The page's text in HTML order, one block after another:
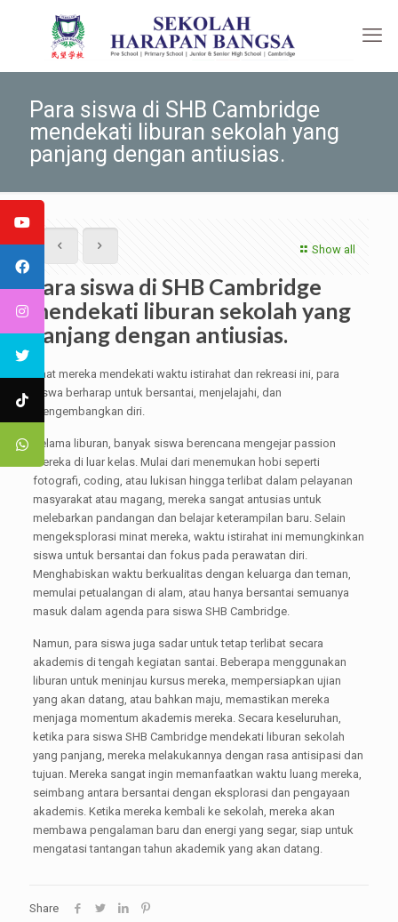
Para siswa di SHB Cambridge
mendekati liburan sekolah yang
panjang dengan antiusias.
Show all
Para siswa di SHB Cambridge
mendekati liburan sekolah yang
panjang dengan antiusias.
Saat mereka mendekati waktu istirahat dan rekreasi ini, para
siswa berharap untuk bersantai, menjelajahi, dan
mengembangkan diri.
Selama liburan, banyak siswa berencana mengejar passion
mereka di luar kelas. Mulai dari menemukan hobi seperti
fotografi, coding, atau lukisan hingga terlibat dalam pelayanan
masyarakat atau magang, mereka sangat antusias untuk
melebarkan pandangan dan belajar keterampilan baru. Selain
mengeksplorasi minat mereka, waktu istirahat ini memungkinkan
siswa untuk bersantai dan fokus pada perawatan diri.
Menghabiskan waktu berkualitas dengan keluarga dan teman,
memulai petualangan di alam, atau hanya bersantai semuanya
masuk dalam agenda para siswa SHB Cambridge.
Namun, para siswa juga sadar untuk tetap terlibat secara
akademis di tengah kegiatan santai. Beberapa menggunakan
liburan untuk meninjau kursus mereka, mempersiapkan ujian
yang akan datang, atau bahkan maju, memastikan mereka
menjaga momentum akademis mereka. Secara keseluruhan,
ketika para siswa SHB Cambridge mendekati liburan sekolah
yang panjang, mereka melakukannya dengan rasa antisipasi dan
tujuan. Mereka sangat ingin memanfaatkan waktu luang mereka,
seimbang antara bersantai dengan eksplorasi dan pengayaan
akademis. Ketika mereka kembali ke sekolah, mereka akan
membawa pengalaman baru dan energi yang segar, siap untuk
mengatasi tantangan tahun akademik yang akan datang.
Share